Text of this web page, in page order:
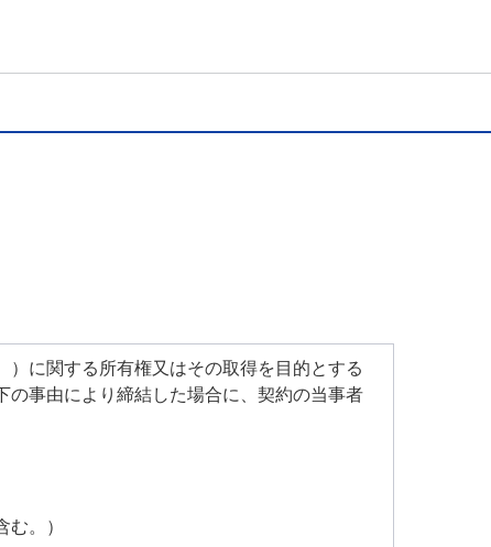
に関する所有権又はその取得を目的とする
事由により締結した場合に、契約の当事者
。）